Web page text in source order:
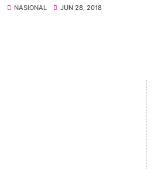
NASIONAL JUN 28, 2018